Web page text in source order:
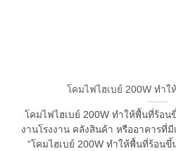
โคมไฟไฮเบย์ 200W ทำ
โคมไฟไฮเบย์ 200W ทำให้พื้นที่ร้อ
งานโรงงาน คลังสินค้า หรืออาคารที่
“โคมไฮเบย์ 200W ทำให้พื้นที่ร้อนขึ้